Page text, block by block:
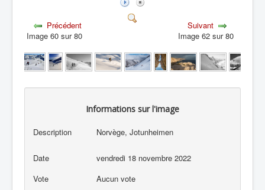
Précédent
Image 60 sur 80
Suivant
Image 62 sur 80
Informations sur l'image
Description Norvège, Jotunheimen
Date
vendredi 18 novembre 2022
Vote
Aucun vote